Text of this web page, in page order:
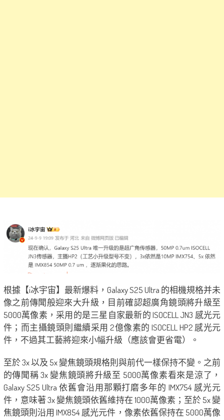
根據【i冰宇宙】最新爆料，Galaxy S25 Ultra 的相機規格并未
像之前傳聞般迎來大升級，目前確認超廣角鏡頭將升級至
5000萬像素，采用的是三星自家最新的 ISOCELL JN3 感光元
件；而主攝鏡頭則繼續采用 2億像素的 ISOCELL HP2 感光元
件，不過其工藝將迎來小幅升級（應該會更省電）。
至於 3x 以及 5x 變焦鏡頭規格則與前代一樣保持不變。之前
的傳聞稱 3x 變焦鏡頭將升級至 5000萬像素看來是涼了，
Galaxy S25 Ultra 依舊會沿用那顆打磨多年的 IMX754 感光元
件，意味著 3x 變焦鏡頭依舊維持在 1000萬像素；至於 5x 變
焦鏡頭則沿用 IMX854 感光元件，像素依舊保持在 5000萬像